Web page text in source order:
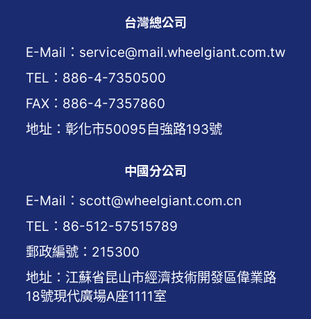
台灣總公司
E-Mail：service@mail.wheelgiant.com.tw
TEL：886-4-7350500
FAX：886-4-7357860
地址：彰化市50095自強路193號
中國分公司
E-Mail：scott@wheelgiant.com.cn
TEL：86-512-57515789
郵政編號：215300
地址：江蘇省昆山市經濟技術開發區偉業路
18號現代廣場A座1111室